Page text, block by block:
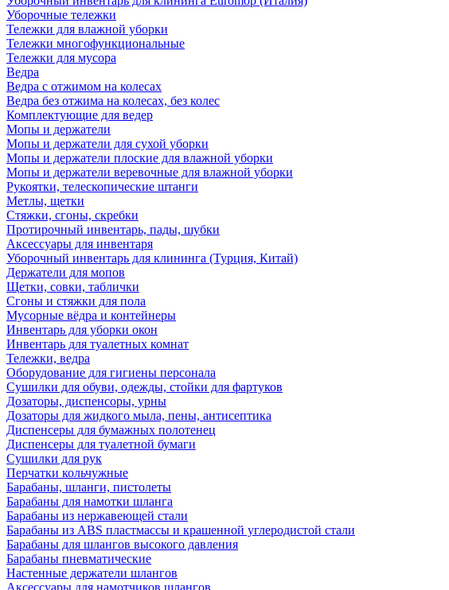
Уборочные тележки
Тележки для влажной уборки
Тележки многофункциональные
Тележки для мусора
Ведра
Ведра с отжимом на колесах
Ведра без отжима на колесах, без колес
Комплектующие для ведер
Мопы и держатели
Мопы и держатели для сухой уборки
Мопы и держатели плоские для влажной уборки
Мопы и держатели веревочные для влажной уборки
Рукоятки, телескопические штанги
Метлы, щетки
Стяжки, сгоны, скребки
Протирочный инвентарь, пады, шубки
Аксессуары для инвентаря
Уборочный инвентарь для клининга (Турция, Китай)
Держатели для мопов
Щетки, совки, таблички
Сгоны и стяжки для пола
Мусорные вёдра и контейнеры
Инвентарь для уборки окон
Инвентарь для туалетных комнат
Тележки, ведра
Оборудование для гигиены персонала
Сушилки для обуви, одежды, стойки для фартуков
Дозаторы, диспенсоры, урны
Дозаторы для жидкого мыла, пены, антисептика
Диспенсеры для бумажных полотенец
Диспенсеры для туалетной бумаги
Сушилки для рук
Перчатки кольчужные
Барабаны, шланги, пистолеты
Барабаны для намотки шланга
Барабаны из нержавеющей стали
Барабаны из ABS пластмассы и крашенной углеродистой стали
Барабаны для шлангов высокого давления
Барабаны пневматические
Настенные держатели шлангов